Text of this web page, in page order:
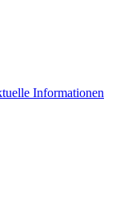
Informationen